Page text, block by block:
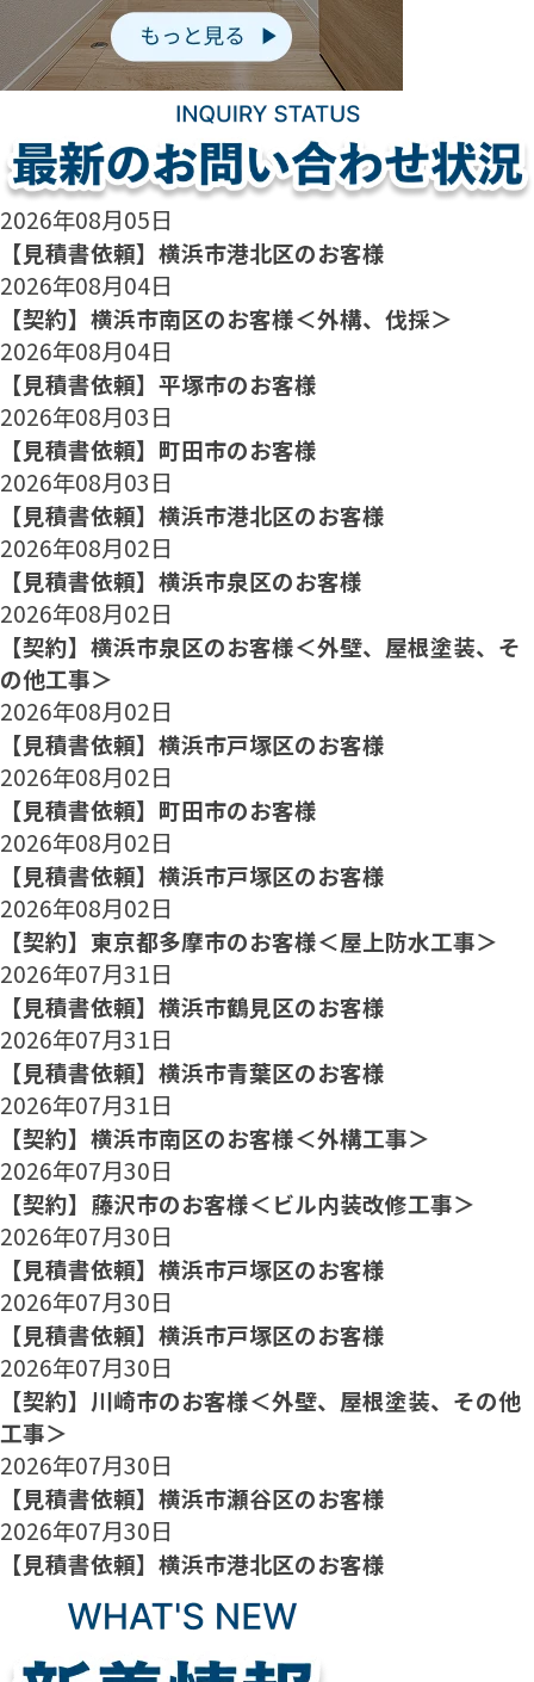
2026年08月05日
【見積書依頼】横浜市港北区のお客様
2026年08月04日
【契約】横浜市南区のお客様＜外構、伐採＞
2026年08月04日
【見積書依頼】平塚市のお客様
2026年08月03日
【見積書依頼】町田市のお客様
2026年08月03日
【見積書依頼】横浜市港北区のお客様
2026年08月02日
【見積書依頼】横浜市泉区のお客様
2026年08月02日
【契約】横浜市泉区のお客様＜外壁、屋根塗装、そ
の他工事＞
2026年08月02日
【見積書依頼】横浜市戸塚区のお客様
2026年08月02日
【見積書依頼】町田市のお客様
2026年08月02日
【見積書依頼】横浜市戸塚区のお客様
2026年08月02日
【契約】東京都多摩市のお客様＜屋上防水工事＞
2026年07月31日
【見積書依頼】横浜市鶴見区のお客様
2026年07月31日
【見積書依頼】横浜市青葉区のお客様
2026年07月31日
【契約】横浜市南区のお客様＜外構工事＞
2026年07月30日
【契約】藤沢市のお客様＜ビル内装改修工事＞
2026年07月30日
【見積書依頼】横浜市戸塚区のお客様
2026年07月30日
【見積書依頼】横浜市戸塚区のお客様
2026年07月30日
【契約】川崎市のお客様＜外壁、屋根塗装、その他
工事＞
2026年07月30日
【見積書依頼】横浜市瀬谷区のお客様
2026年07月30日
【見積書依頼】横浜市港北区のお客様